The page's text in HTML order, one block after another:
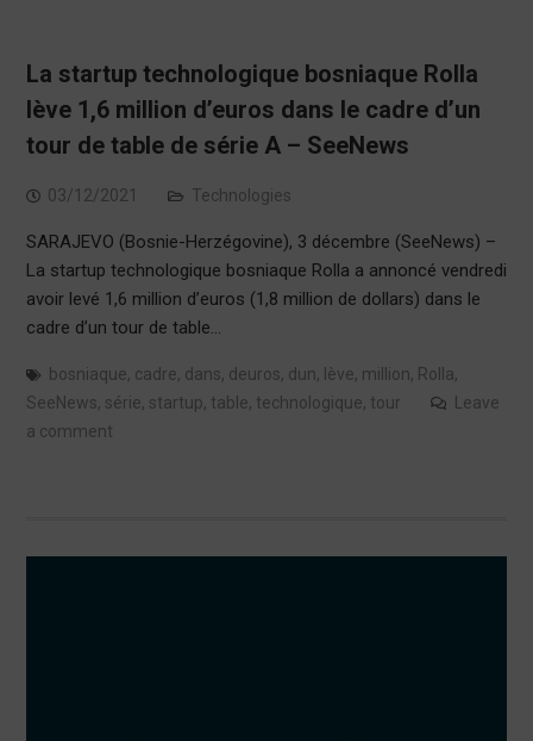
La startup technologique bosniaque Rolla
lève 1,6 million d’euros dans le cadre d’un
tour de table de série A – SeeNews
03/12/2021 Technologies
SARAJEVO (Bosnie-Herzégovine), 3 décembre (SeeNews) –
La startup technologique bosniaque Rolla a annoncé vendredi
avoir levé 1,6 million d’euros (1,8 million de dollars) dans le
cadre d’un tour de table…
bosniaque, cadre, dans, deuros, dun, lève, million, Rolla,
SeeNews, série, startup, table, technologique, tour
Leave
a comment